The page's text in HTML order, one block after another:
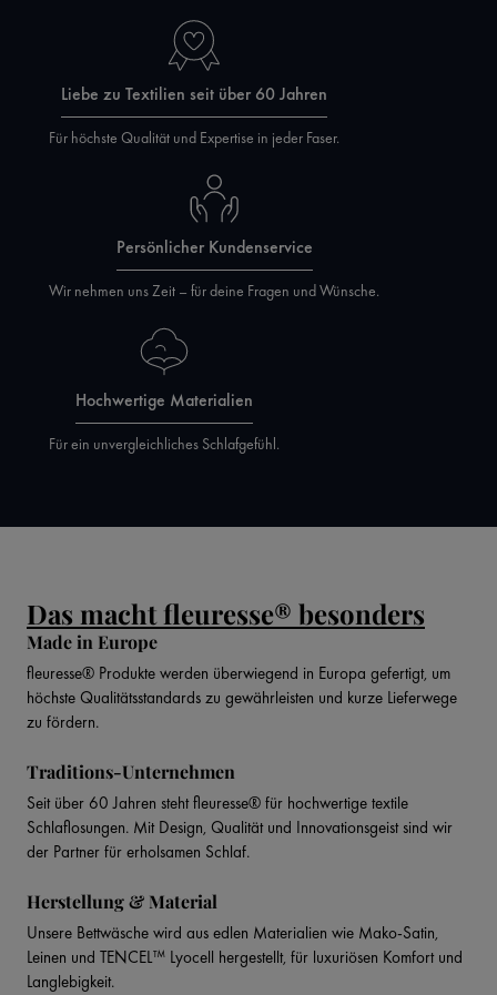
Liebe zu Textilien seit über 60 Jahren
Für höchste Qualität und Expertise in jeder Faser.
Persönlicher Kundenservice
Wir nehmen uns Zeit – für deine Fragen und Wünsche.
Hochwertige Materialien
Für ein unvergleichliches Schlafgefühl.
Das macht fleuresse® besonders
Made in Europe
fleuresse® Produkte werden überwiegend in Europa gefertigt, um
höchste Qualitätsstandards zu gewährleisten und kurze Lieferwege
zu fördern.
Traditions-Unternehmen
Seit über 60 Jahren steht fleuresse® für hochwertige textile
Schlaflosungen. Mit Design, Qualität und Innovationsgeist sind wir
der Partner für erholsamen Schlaf.
Herstellung & Material
Unsere Bettwäsche wird aus edlen Materialien wie Mako-Satin,
Leinen und TENCEL™ Lyocell hergestellt, für luxuriösen Komfort und
Langlebigkeit.